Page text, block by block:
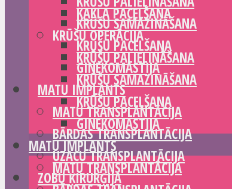
KRŪŠU SAMAZINĀŠANA
KRŪŠU PACELŠANA
GINEKOMASTIJA
MATU IMPLANTS
MATU TRANSPLANTĀCIJA
BĀRDAS TRANSPLANTĀCIJA
UZACU TRANSPLANTĀCIJA
ZOBU ĶIRURĢIJA
KAKLA PACELŠANA
KRŪŠU OPERĀCIJA
KRŪŠU PALIELINĀŠANA
KRŪŠU SAMAZINĀŠANA
KRŪŠU PACELŠANA
GINEKOMASTIJA
MATU IMPLANTS
MATU TRANSPLANTĀCIJA